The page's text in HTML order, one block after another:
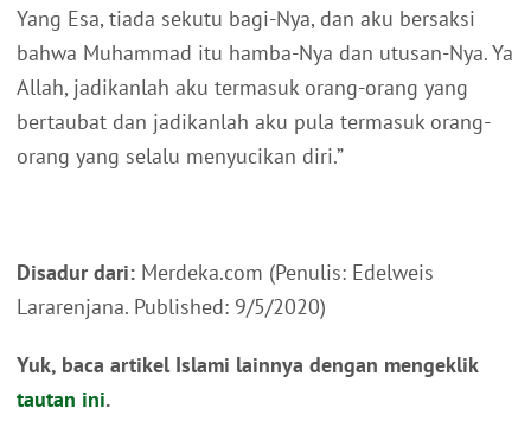
Yang Esa, tiada sekutu bagi-Nya, dan aku bersaksi
bahwa Muhammad itu hamba-Nya dan utusan-Nya. Ya
Allah, jadikanlah aku termasuk orang-orang yang
bertaubat dan jadikanlah aku pula termasuk orang-
orang yang selalu menyucikan diri.”
Disadur dari: Merdeka.com (Penulis: Edelweis
Lararenjana. Published: 9/5/2020)
Yuk, baca artikel Islami lainnya dengan mengeklik
tautan ini.